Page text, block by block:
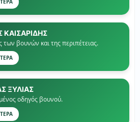
ΚΑΙΣΑΡΙΔΗΣ
βουνών και της περιπέτειας.
ΞΥΛΙΑΣ
οδηγός βουνού.